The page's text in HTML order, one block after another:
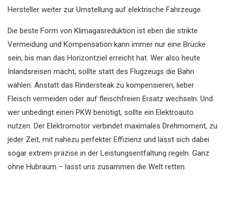
Hersteller weiter zur Umstellung auf elektrische Fahrzeuge.
Die beste Form von Klimagasreduktion ist eben die strikte
Vermeidung und Kompensation kann immer nur eine Brücke
sein, bis man das Horizontziel erreicht hat. Wer also heute
Inlandsreisen macht, sollte statt des Flugzeugs die Bahn
wählen. Anstatt das Rindersteak zu kompensieren, lieber
Fleisch vermeiden oder auf fleischfreien Ersatz wechseln. Und
wer unbedingt einen PKW benötigt, sollte ein Elektroauto
nutzen. Der Elektromotor verbindet maximales Drehmoment, zu
jeder Zeit, mit nahezu perfekter Effizienz und lässt sich dabei
sogar extrem präzise in der Leistungsentfaltung regeln. Ganz
ohne Hubraum – lasst uns zusammen die Welt retten.